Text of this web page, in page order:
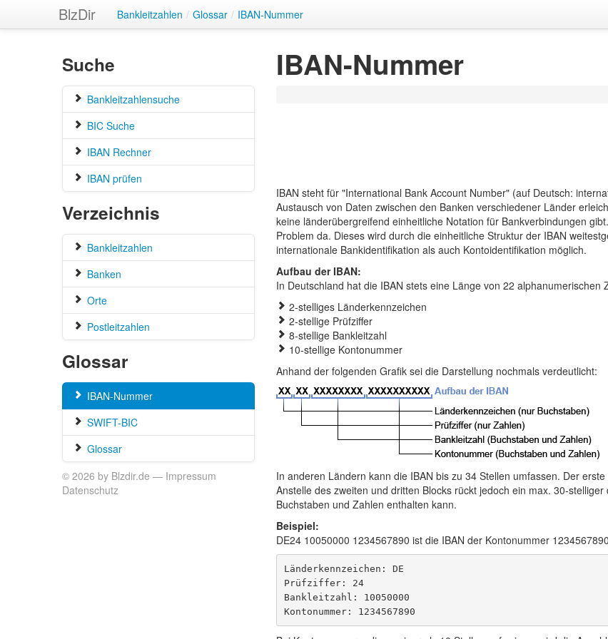
BlzDir Bankleitzahlen / Glossar / IBAN-Nummer
Suche
Bankleitzahlensuche
BIC Suche
IBAN Rechner
IBAN prüfen
Verzeichnis
Bankleitzahlen
Banken
Orte
Postleitzahlen
Glossar
IBAN-Nummer
SWIFT-BIC
Glossar
© 2026 by Blzdir.de — Impressum
Datenschutz
IBAN-Nummer
IBAN steht für "International Bank Account Number" (auf Deutsch:
Austausch von Daten zwischen den Banken verschiedener Länder
keine länderübergreifend einheitliche Notation für Bankverbindungen
Problem da. Dieses wird durch die einheitliche Struktur der IBAN
internationale Bankidentifikation als auch Kontoidentifikation möglich.
Aufbau der IBAN:
In Deutschland hat die IBAN stets eine Länge von 22
2-stelliges Länderkennzeichen
2-stellige Prüfziffer
8-stellige Bankleitzahl
10-stellige Kontonummer
Anhand der folgenden Grafik sei die Darstellung nochmals verdeutlicht:
In anderen Ländern kann die IBAN bis zu 34 Stellen umfassen. Der
Anstelle des zweiten und dritten Blocks rückt jedoch ein max. 30-
Buchstaben und Zahlen enthalten kann.
Beispiel:
DE24 10050000 1234567890 ist die IBAN der Kontonummer
Länderkennzeichen: DE
Prüfziffer: 24
Bankleitzahl: 10050000